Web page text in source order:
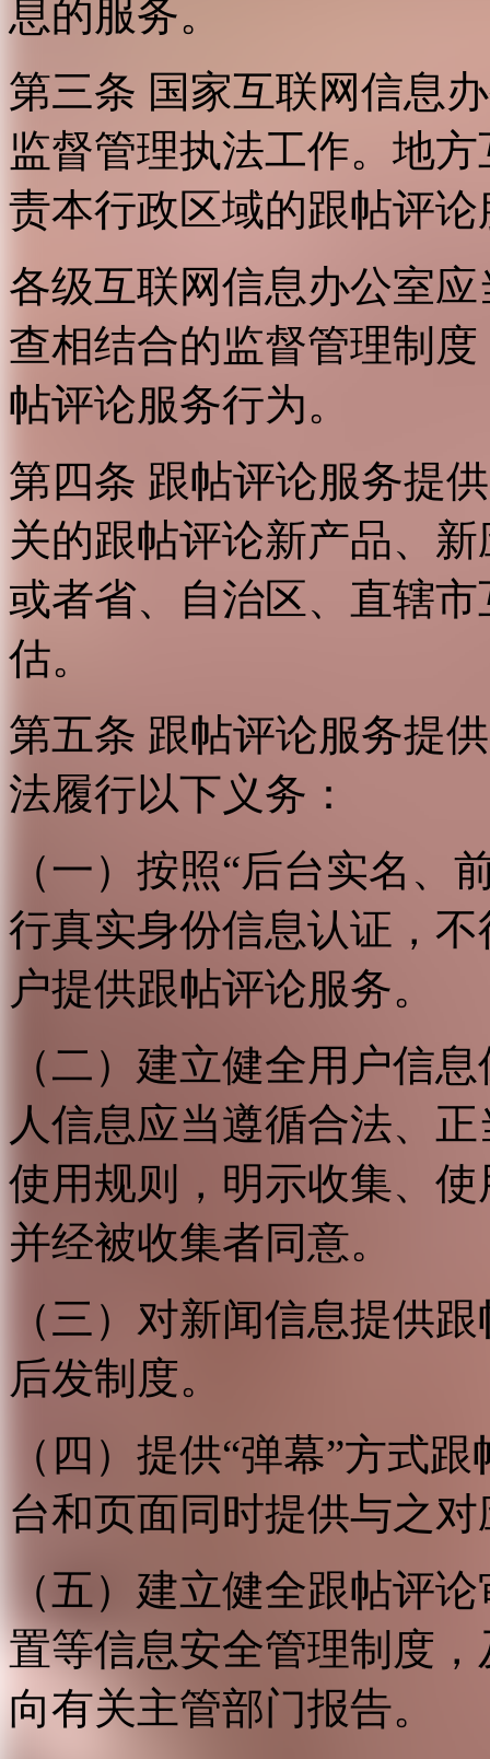
息的服务。
第三条 国家互联网信息
监督管理执法工作。地
责本行政区域的跟帖评
各级互联网信息办公室
查相结合的监督管理制
帖评论服务行为。
第四条 跟帖评论服务提
关的跟帖评论新产品、
或者省、自治区、直辖
估。
第五条 跟帖评论服务提
法履行以下义务：
（一）按照“后台实名、
行真实身份信息认证，
户提供跟帖评论服务。
（二）建立健全用户信
人信息应当遵循合法、
使用规则，明示收集、
并经被收集者同意。
（三）对新闻信息提供
后发制度。
（四）提供“弹幕”方式
台和页面同时提供与之
（五）建立健全跟帖评
置等信息安全管理制度
向有关主管部门报告。